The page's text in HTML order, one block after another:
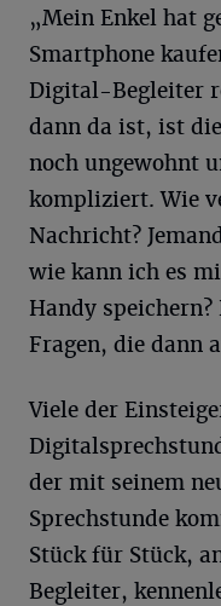
„Mein Enkel hat
Smartphone
Digital-Begleiter
dann da ist, ist
noch ungewohnt
kompliziert. Wie
Nachricht?
wie kann ich es
Handy
Fragen, die dann
Viele der
der mit seinem
Sprechstunde
Stück für Stück,
Begleiter,